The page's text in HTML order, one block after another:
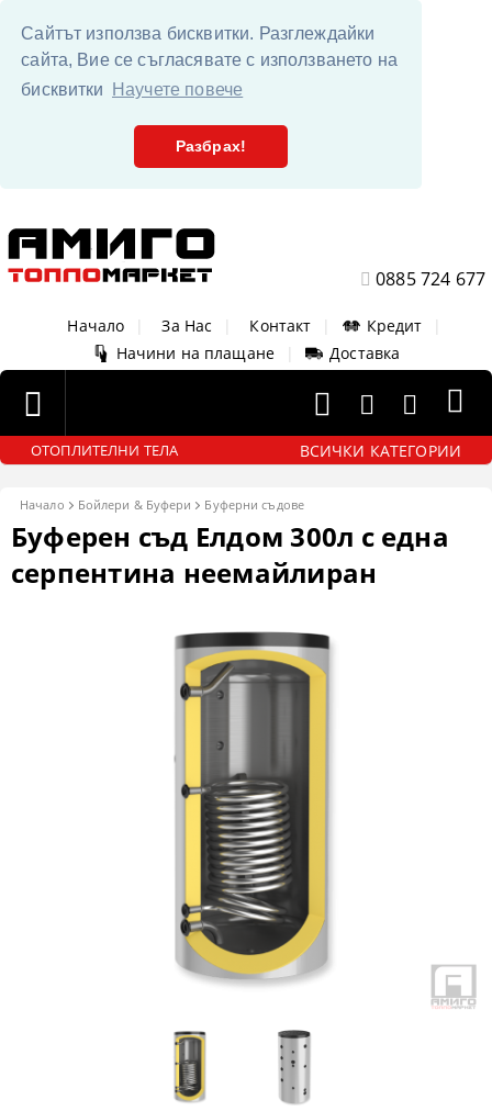
Сайтът използва бисквитки. Разглеждайки
сайта, Вие се съгласявате с използването на
бисквитки
Научете повече
Разбрах!
0885 724 677
Начало За Нас Контакт Кредит
Начини на плащане
Доставка
ОТОПЛИТЕЛНИ ТЕЛА ВСИЧКИ КАТЕГОРИИ
Начало Бойлери & Буфери Буферни съдове
Буферен съд Елдом 300л с една
серпентина неемайлиран